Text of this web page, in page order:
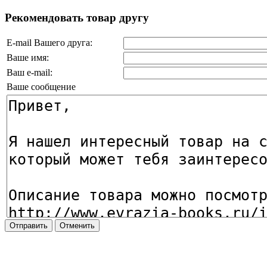
Рекомендовать товар другу
E-mail Вашего друга:
Ваше имя:
Ваш e-mail:
Ваше сообщение